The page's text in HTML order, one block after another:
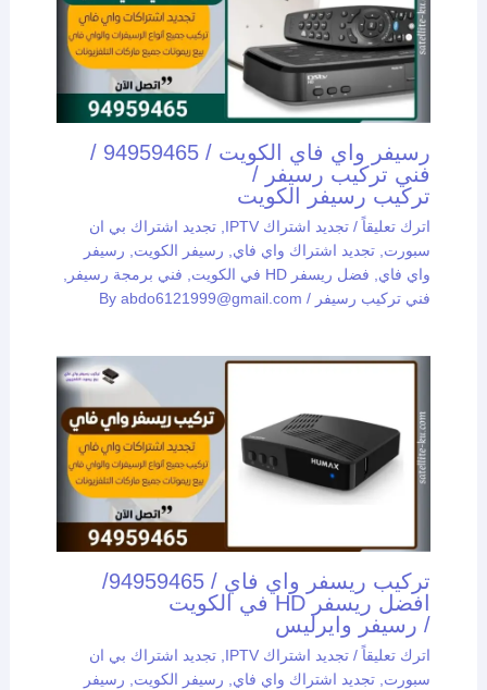
رسيفر واي فاي الكويت / 94959465 /
فني تركيب رسيفر /
تركيب رسيفر الكويت
اترك تعليقاً / تجديد اشتراك IPTV
تجديد اشتراك بي ان
سبورت تجديد اشتراك واي فاي رسيفر الكويت
رسيفر
واي فاي
فضل ريسفر HD في الكويت فني برمجة رسيفر
فني تركيب رسيفر / By
abdo6121999@gmail.com
تركيب ريسفر واي فاي / 94959465/
افضل ريسفر HD في الكويت
/ رسيفر وايرليس
اترك تعليقاً / تجديد اشتراك IPTV
تجديد اشتراك بي ان
سبورت تجديد اشتراك واي فاي رسيفر الكويت
رسيفر